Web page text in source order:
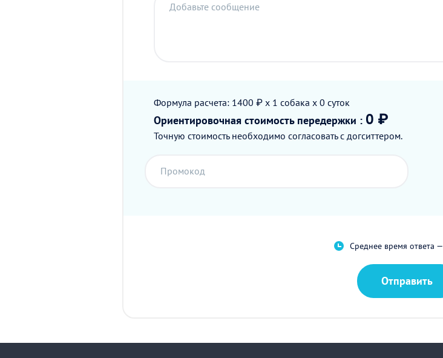
Добавьте сообщение
Формула расчета: 1400 ₽ x 1 собака x 0 суток
Ориентировочная стоимость передержки : 0 ₽
Точную стоимость необходимо согласовать с догситтером.
Промокод
Среднее время ответа —
Отправить